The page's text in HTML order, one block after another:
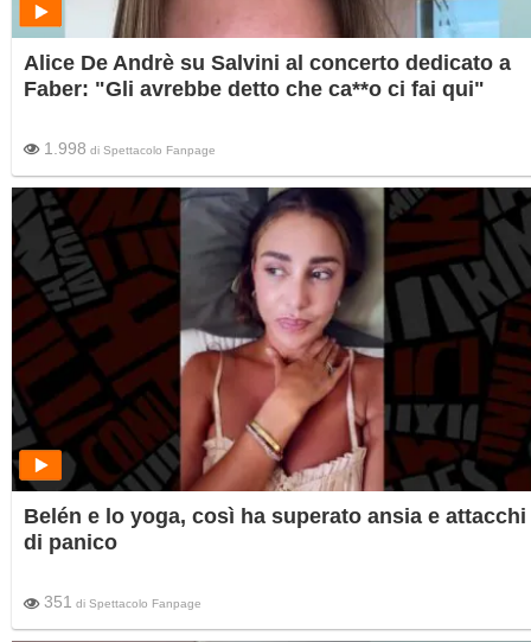
Alice De Andrè su Salvini al concerto dedicato a
Faber: "Gli avrebbe detto che ca**o ci fai qui"
1.998 di Spettacolo Fanpage
Belén e lo yoga, così ha superato ansia e attacchi
di panico
351 di Spettacolo Fanpage